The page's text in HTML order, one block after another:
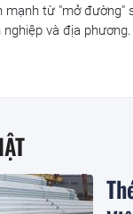
mạnh từ "mở đường"
nghiệp và địa phương.